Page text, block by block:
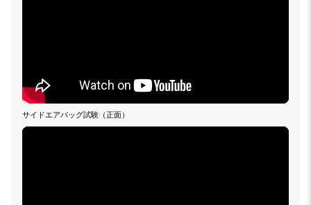
サイドエアバッグ試験（正面）